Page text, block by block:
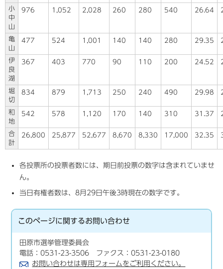
小
中
山
976 1,052 2,028 260 280 540 26.64
亀
山
477 524 1,001 140 140 280 29.35
伊
良
湖
367 403 770 90 110 200 24.52
堀
切
834 879 1,713 250 240 490 29.98
和
地
542 578 1,120 170 140 310 31.37
合
計
26,800 25,877 52,677 8,670 8,330 17,000 32.35
各投票所の投票者数には、期日前投票の数字は含まれていませ
ん。
当日有権者数は、8月29日午後3時現在の数字です。
このページに関するお問い合わせ
田原市選挙管理委員会
電話：0531-23-3506 ファクス：0531-23-0180
お問い合わせは専用フォームをご利用ください。